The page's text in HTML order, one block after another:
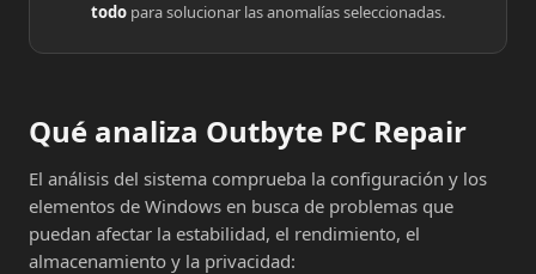
todo para solucionar las anomalías seleccionadas.
Qué analiza Outbyte PC Repair
El análisis del sistema comprueba la configuración y los
elementos de Windows en busca de problemas que
puedan afectar la estabilidad, el rendimiento, el
almacenamiento y la privacidad: